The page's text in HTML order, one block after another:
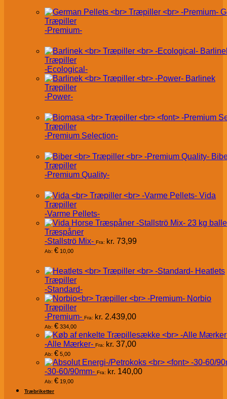
Træpiller
-Premium-
Træpiller
-Ecological-
Barlinek
Træpiller
-Power-
Træpiller
-Premium Selection-
Træpiller
-Premium Quality-
Vida
Træpiller
-Varme Pellets-
Træspåner
-Stallströ Mix- Fra: kr. 73,99
Ab: € 10,00
Heatlets
Træpiller
-Standard-
Norbio
Træpiller
-Premium- Fra: kr. 2.439,00
Ab: € 334,00
-Alle Mærker- Fra: kr. 37,00
Ab: € 5,00
-30-60/90mm- Fra: kr. 140,00
Ab: € 19,00
Træbriketter